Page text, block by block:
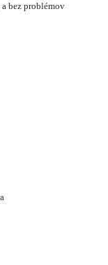
bez problémov